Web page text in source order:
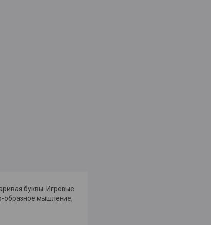
буквы. Игровые
образное мышление,